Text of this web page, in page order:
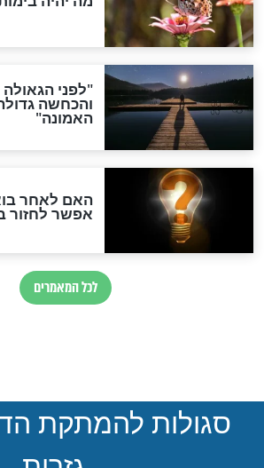
חדשות יהדות
הותר לפרסום:
נהרגו בדרום לבנון
ואיראן: בלי
סימני שאלה
הנדיר של